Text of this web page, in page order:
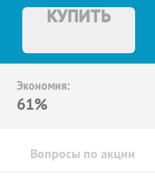
КУПИТЬ
Экономия:
61%
Вопросы по акции